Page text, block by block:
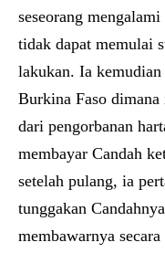
seseorang
tidak dapat memulai
lakukan. Ia kemudian
Burkina Faso dimana
dari pengorbanan
membayar Candah
setelah pulang, ia
tunggakan
membawarnya